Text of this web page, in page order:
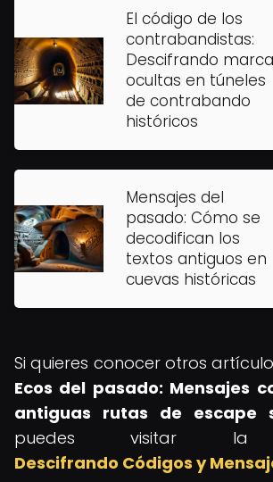
El código de los
contrabandistas:
Descifrando
ocultas en túneles
de contrabando
históricos
Mensajes del
pasado: Cómo se
decodifican los
textos antiguos en
cuevas históricas
Si quieres conocer otros
Ecos del pasado: Mensajes
antiguas rutas de escape
puedes visitar la
Descifrando Códigos y